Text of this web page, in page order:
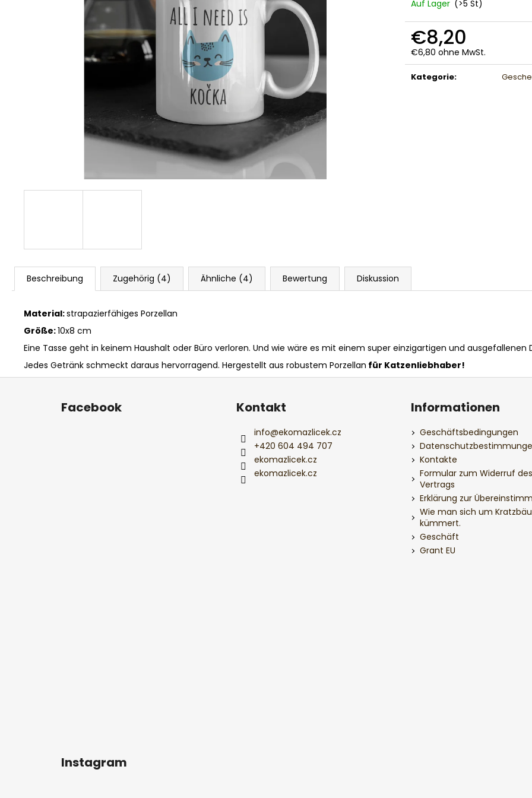
Auf Lager (>5 St)
€8,20
€6,80 ohne MwSt.
Verkaufspreis:
Kategorie:
Beschreibung Zugehörig (4) Ähnliche (4) Bewertung Diskussion
Material:strapazierfähiges Porzellan
Größe:10x8 cm
Eine Tasse geht in keinem Haushalt oder Büro verloren. Und wie wäre es mit einem super einzigartigen und ausgefallenen
Jedes Getränk schmeckt daraus hervorragend. Hergestellt aus robustem Porzellan für Katzenliebhaber!
F
Facebook Kontakt
info@ekomazlicek.cz
+420 604 494 707
ekomazlicek.cz
ekomazlicek.cz
Informationen
Geschäftsbedingungen
Kontakte
Formular zum Widerruf des
Vertrags
Erklärung zur
Wie man sich um
kümmert.
Geschäft
Grant EU
Instagram